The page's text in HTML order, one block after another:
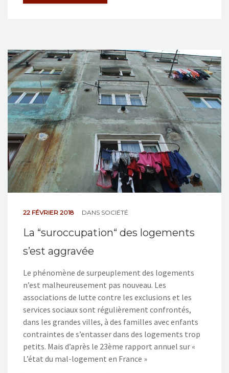
22 FÉVRIER 2018 DANS SOCIÉTÉ
La “suroccupation“ des logements
s’est aggravée
Le phénomène de surpeuplement des logements
n’est malheureusement pas nouveau. Les
associations de lutte contre les exclusions et les
services sociaux sont régulièrement confrontés,
dans les grandes villes, à des familles avec enfants
contraintes de s’entasser dans des logements trop
petits. Mais d’après le 23ème rapport annuel sur «
L’état du mal-logement en France »